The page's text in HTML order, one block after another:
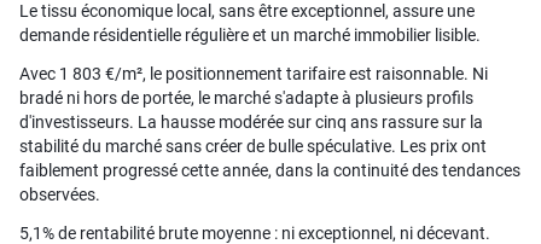
Le tissu économique local, sans être exceptionnel, assure une
demande résidentielle régulière et un marché immobilier lisible.
Avec 1 803 €/m², le positionnement tarifaire est raisonnable. Ni
bradé ni hors de portée, le marché s'adapte à plusieurs profils
d'investisseurs. La hausse modérée sur cinq ans rassure sur la
stabilité du marché sans créer de bulle spéculative. Les prix ont
faiblement progressé cette année, dans la continuité des tendances
observées.
5,1% de rentabilité brute moyenne : ni exceptionnel, ni décevant.